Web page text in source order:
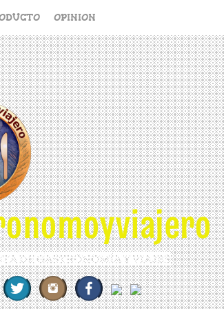
OPINION
DE GASTRONOMÍA Y VIAJES